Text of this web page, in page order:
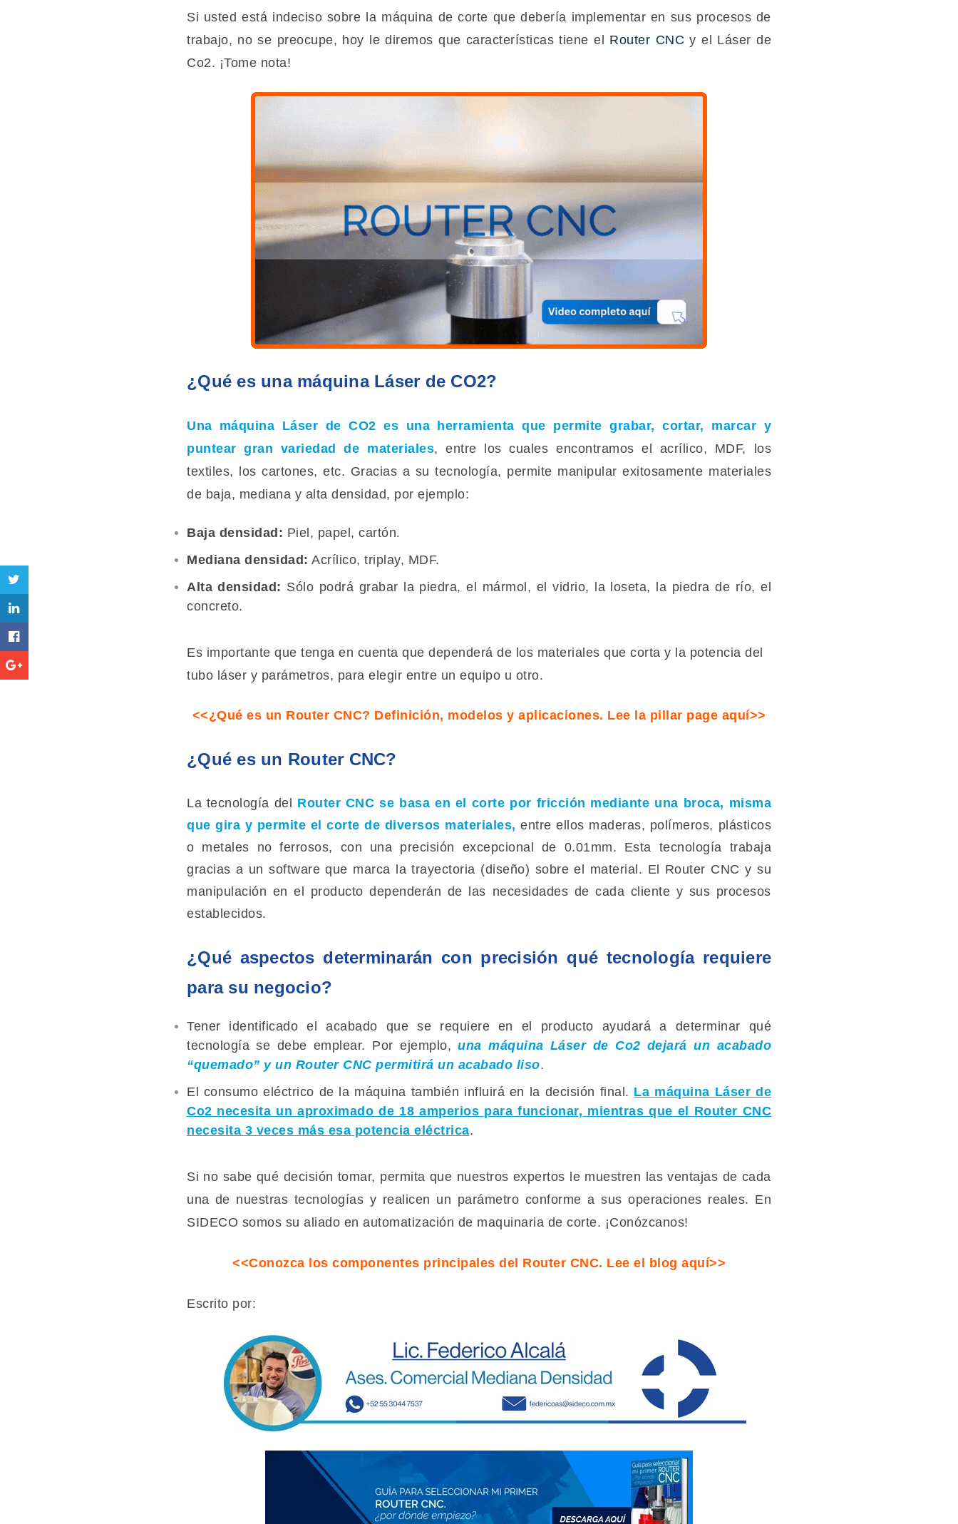
Si usted está indeciso sobre la máquina de corte que debería implementar en sus procesos de
trabajo, no se preocupe, hoy le diremos que características tiene el Router CNC y el Láser de
Co2. ¡Tome nota!
¿Qué es una máquina Láser de CO2?
Una máquina Láser de CO2 es una herramienta que permite grabar, cortar, marcar y
puntear gran variedad de materiales, entre los cuales encontramos el acrílico, MDF, los
textiles, los cartones, etc. Gracias a su tecnología, permite manipular exitosamente materiales
de baja, mediana y alta densidad, por ejemplo:
Baja densidad: Piel, papel, cartón.
Mediana densidad: Acrílico, triplay, MDF.
Alta densidad: Sólo podrá grabar la piedra, el mármol, el vidrio, la loseta, la piedra de río, el
concreto.
Es importante que tenga en cuenta que dependerá de los materiales que corta y la potencia del
tubo láser y parámetros, para elegir entre un equipo u otro.
<<¿Qué es un Router CNC? Definición, modelos y aplicaciones. Lee la pillar page aquí>>
¿Qué es un Router CNC?
La tecnología del Router CNC se basa en el corte por fricción mediante una broca, misma
que gira y permite el corte de diversos materiales, entre ellos maderas, polímeros, plásticos
o metales no ferrosos, con una precisión excepcional de 0.01mm. Esta tecnología trabaja
gracias a un software que marca la trayectoria (diseño) sobre el material. El Router CNC y su
manipulación en el producto dependerán de las necesidades de cada cliente y sus procesos
establecidos.
¿Qué aspectos determinarán con precisión qué tecnología requiere
para su negocio?
Tener identificado el acabado que se requiere en el producto ayudará a determinar qué
tecnología se debe emplear. Por ejemplo, una máquina Láser de Co2 dejará un acabado
“quemado” y un Router CNC permitirá un acabado liso.
El consumo eléctrico de la máquina también influirá en la decisión final. La máquina Láser de
Co2 necesita un aproximado de 18 amperios para funcionar, mientras que el Router CNC
necesita 3 veces más esa potencia eléctrica.
Si no sabe qué decisión tomar, permita que nuestros expertos le muestren las ventajas de cada
una de nuestras tecnologías y realicen un parámetro conforme a sus operaciones reales. En
SIDECO somos su aliado en automatización de maquinaria de corte. ¡Conózcanos!
<<Conozca los componentes principales del Router CNC. Lee el blog aquí>>
Escrito por: